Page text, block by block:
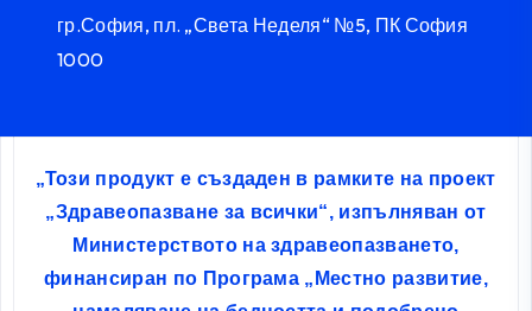
гр.София, пл. „Света Неделя“ №5, ПК София
1000
„Този продукт е създаден в рамките на проект
„Здравеопазване за всички“, изпълняван от
Министерството на здравеопазването,
финансиран по Програма „Местно развитие,